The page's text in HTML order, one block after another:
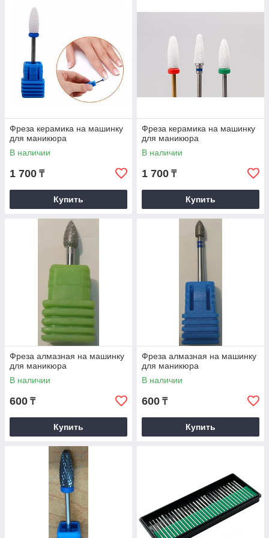
Фреза керамика на машинку
для маникюра
В наличии
1 700 ₸
Купить
Фреза керамика на машинку
для маникюра
В наличии
1 700 ₸
Купить
Фреза алмазная на машинку
для маникюра
В наличии
600 ₸
Купить
Фреза алмазная на машинку
для маникюра
В наличии
600 ₸
Купить